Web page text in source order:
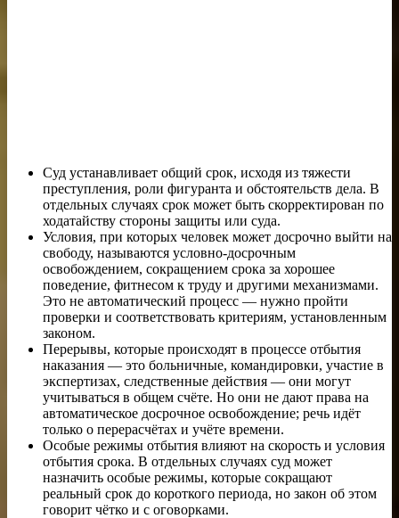
Суд устанавливает общий срок, исходя из тяжести
преступления, роли фигуранта и обстоятельств дела. В
отдельных случаях срок может быть скорректирован по
ходатайству стороны защиты или суда.
Условия, при которых человек может досрочно выйти на
свободу, называются условно-досрочным
освобождением, сокращением срока за хорошее
поведение, фитнесом к труду и другими механизмами.
Это не автоматический процесс — нужно пройти
проверки и соответствовать критериям, установленным
законом.
Перерывы, которые происходят в процессе отбытия
наказания — это больничные, командировки, участие в
экспертизах, следственные действия — они могут
учитываться в общем счёте. Но они не дают права на
автоматическое досрочное освобождение; речь идёт
только о перерасчётах и учёте времени.
Особые режимы отбытия влияют на скорость и условия
отбытия срока. В отдельных случаях суд может
назначить особые режимы, которые сокращают
реальный срок до короткого периода, но закон об этом
говорит чётко и с оговорками.